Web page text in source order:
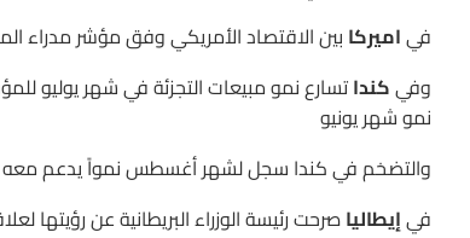
فياميركا بين الاقتصاد الأمريكي وفق مؤشر مدراء
وفيكنداتسارع نمو مبيعات التجزئة في شهر يوليو
نمو شهر يونيو
والتضخم في كندا سجل لشهر أغسطس نمواً يدعم معه
فيإيطالياصرحت رئيسة الوزراء البريطانية عن رؤيتها